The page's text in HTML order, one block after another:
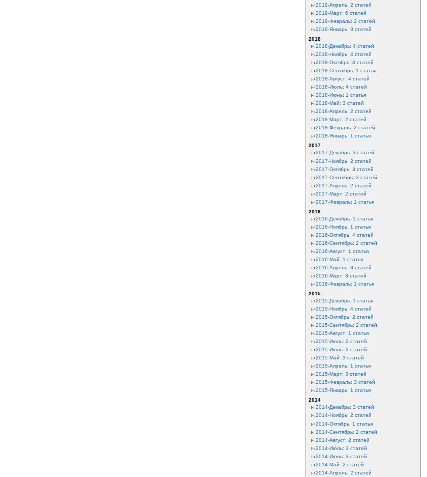
2019-Апрель: 2 статей
2019-Март: 6 статей
2019-Февраль: 2 статей
2019-Январь: 3 статей
2018
2018-Декабрь: 4 статей
2018-Ноябрь: 4 статей
2018-Октябрь: 3 статей
2018-Сентябрь: 1 статья
2018-Август: 4 статей
2018-Июль: 4 статей
2018-Июнь: 1 статья
2018-Май: 3 статей
2018-Апрель: 2 статей
2018-Март: 2 статей
2018-Февраль: 2 статей
2018-Январь: 1 статья
2017
2017-Декабрь: 3 статей
2017-Ноябрь: 2 статей
2017-Октябрь: 3 статей
2017-Сентябрь: 3 статей
2017-Апрель: 2 статей
2017-Март: 2 статей
2017-Февраль: 1 статья
2016
2016-Декабрь: 1 статья
2016-Ноябрь: 1 статья
2016-Октябрь: 4 статей
2016-Сентябрь: 2 статей
2016-Август: 1 статья
2016-Май: 1 статья
2016-Апрель: 3 статей
2016-Март: 3 статей
2016-Февраль: 1 статья
2015
2015-Декабрь: 1 статья
2015-Ноябрь: 4 статей
2015-Октябрь: 2 статей
2015-Сентябрь: 2 статей
2015-Август: 1 статья
2015-Июль: 2 статей
2015-Июнь: 3 статей
2015-Май: 3 статей
2015-Апрель: 1 статья
2015-Март: 3 статей
2015-Февраль: 3 статей
2015-Январь: 1 статья
2014
2014-Декабрь: 3 статей
2014-Ноябрь: 2 статей
2014-Октябрь: 1 статья
2014-Сентябрь: 2 статей
2014-Август: 2 статей
2014-Июль: 3 статей
2014-Июнь: 3 статей
2014-Май: 2 статей
2014-Апрель: 2 статей